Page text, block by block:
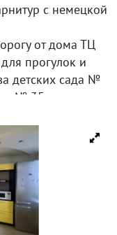
с немецкой
от дома ТЦ
прогулок и
детских сада №
№ 35.
к продаже. ТОРГ